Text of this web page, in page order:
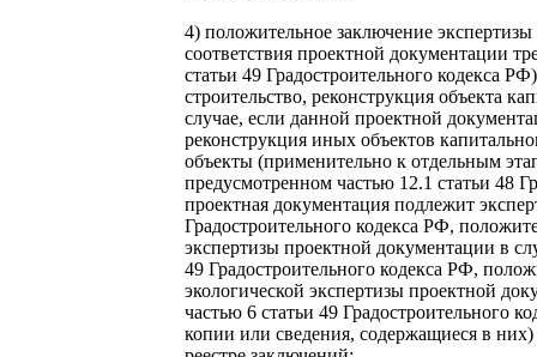
4) положительное заключение
соответствия проектной документации
статьи 49 Градостроительного кодекса
строительство, реконструкция объекта
случае, если данной проектной
реконструкция иных объектов
объекты (применительно к отдельным
предусмотренном частью 12.1 статьи 48
проектная документация подлежит
Градостроительного кодекса РФ,
экспертизы проектной документации в
49 Градостроительного кодекса РФ,
экологической экспертизы проектной
частью 6 статьи 49 Градостроительного
копии или сведения, содержащиеся в